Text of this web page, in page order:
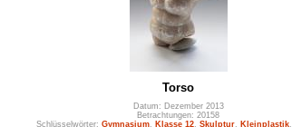
Torso
Datum: Dezember 2013
Betrachtungen: 20158
Schlüsselwörter: Gymnasium, Klasse 12, Skulptur, Kleinplastik,